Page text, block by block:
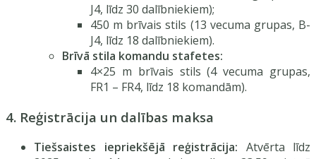
J4, līdz 30 dalībniekiem);
450 m brīvais stils (13 vecuma grupas, B-
J4, līdz 18 dalībniekiem).
Brīvā stila komandu stafetes:
4×25 m brīvais stils (4 vecuma grupas,
FR1 – FR4, līdz 18 komandām).
4. Reģistrācija un dalības maksa
Tiešsaistes iepriekšējā reģistrācija: Atvērta līdz